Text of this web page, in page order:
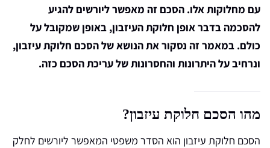
עם מחלוקות אלו. הסכם זה מאפשר ליורשים להגיע
להסכמה בדבר אופן חלוקת העיזבון, באופן שמקובל על
כולם. במאמר זה נסקור את הנושא של הסכם חלוקת עיזבון,
ונרחיב על היתרונות והחסרונות של עריכת הסכם כזה.
מהו הסכם חלוקת עיזבון?
הסכם חלוקת עיזבון הוא הסדר משפטי המאפשר ליורשים לחלק